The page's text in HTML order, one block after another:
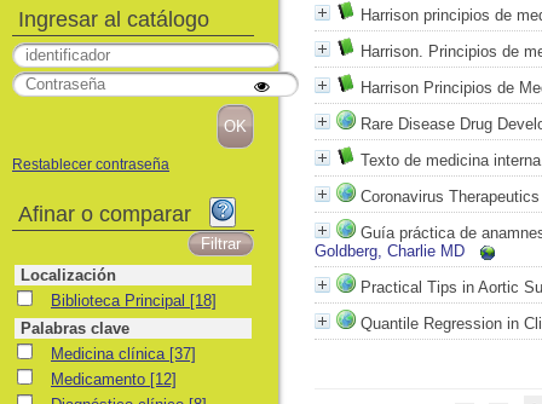
Harrison principios de
Harrison. Principios de
Harrison Principios de
Rare Disease Drug
Texto de medicina
Coronavirus
Guía práctica de
Goldberg, Charlie MD
Practical Tips in Aortic
Quantile Regression in
Ingresar al catálogo
Restablecer contraseña
Afinar o comparar
Localización
Biblioteca Principal
Biblioteca Principal [18]
Palabras clave
Medicina clínica
Medicina clínica [37]
Medicamento
Medicamento [12]